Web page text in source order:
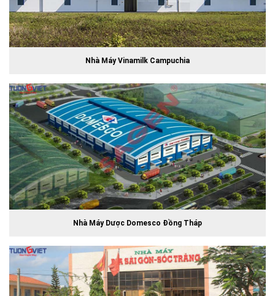
Nhà Máy Vinamilk Campuchia
Nhà Máy Dược Domesco Đồng Tháp